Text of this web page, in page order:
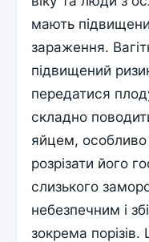
мають
зараження.
підвищений
передатися
складно
яйцем,
розрізати його
слизького
небезпечним і
зокрема